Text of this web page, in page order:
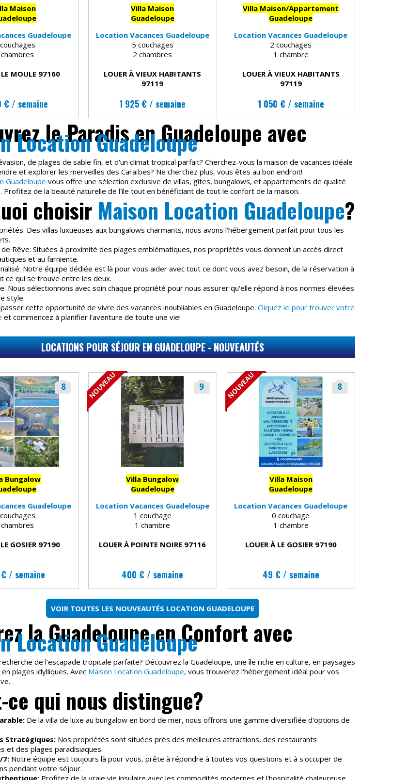
Maison
Guadeloupe
LE MOULE 97160
€ / semaine
Villa Maison
Guadeloupe
Location Vacances Guadeloupe
5 couchages
2 chambres
LOUER À VIEUX HABITANTS
97119
1 925 € / semaine
Villa Maison/Appartement
Guadeloupe
Location Vacances Guadeloupe
2 couchages
1 chambre
LOUER À VIEUX HABITANTS
97119
1 050 € / semaine
le Paradis en Guadeloupe avec
Location Guadeloupe
de plages de sable fin, et d'un climat tropical parfait? Cherchez-vous la maison de vacances idéale
et explorer les merveilles des Caraïbes? Ne cherchez plus, vous êtes au bon endroit!
Guadeloupe vous offre une sélection exclusive de villas, gîtes, bungalows, et appartements de qualité
Profitez de la beauté naturelle de l'île tout en bénéficiant de tout le confort de la maison.
choisir Maison Location Guadeloupe?
Des villas luxueuses aux bungalows charmants, nous avons l'hébergement parfait pour tous les
Rêve: Situées à proximité des plages emblématiques, nos propriétés vous donnent un accès direct
et au farniente.
Notre équipe dédiée est là pour vous aider avec tout ce dont vous avez besoin, de la réservation à
ce qui se trouve entre les deux.
Nous sélectionnons avec soin chaque propriété pour nous assurer qu'elle répond à nos normes élevées
style.
cette opportunité de vivre des vacances inoubliables en Guadeloupe. Cliquez ici pour trouver votre
et commencez à planifier l'aventure de toute une vie!
LOCATIONS POUR SÉJOUR EN GUADELOUPE - NOUVEAUTÉS
8
Bungalow
Guadeloupe
GOSIER 97190
/ semaine
NOUVEAU 9
Villa Bungalow
Guadeloupe
Location Vacances Guadeloupe
1 couchage
1 chambre
LOUER À POINTE NOIRE 97116
400 € / semaine
NOUVEAU 8
Villa Maison
Guadeloupe
Location Vacances Guadeloupe
0 couchage
1 chambre
LOUER À LE GOSIER 97190
49 € / semaine
VOIR TOUTES LES NOUVEAUTÉS LOCATION GUADELOUPE
la Guadeloupe en Confort avec
Location Guadeloupe
de l'escapade tropicale parfaite? Découvrez la Guadeloupe, une île riche en culture, en paysages
plages idylliques. Avec Maison Location Guadeloupe, vous trouverez l'hébergement idéal pour vos
ce qui nous distingue?
De la villa de luxe au bungalow en bord de mer, nous offrons une gamme diversifiée d'options de
Stratégiques: Nos propriétés sont situées près des meilleures attractions, des restaurants
et des plages paradisiaques.
7: Notre équipe est toujours là pour vous, prête à répondre à toutes vos questions et à s'occuper de
pendant votre séjour.
Profitez de la vraie vie insulaire avec les commodités modernes et l'hospitalité chaleureuse